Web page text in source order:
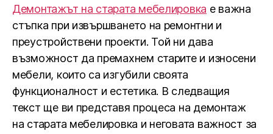
Демонтажът на старата мебелировка е важна
стъпка при извършването на ремонтни и
преустройствени проекти. Той ни дава
възможност да премахнем старите и износени
мебели, които са изгубили своята
функционалност и естетика. В следващия
текст ще ви представя процеса на демонтаж
на старата мебелировка и неговата важност за